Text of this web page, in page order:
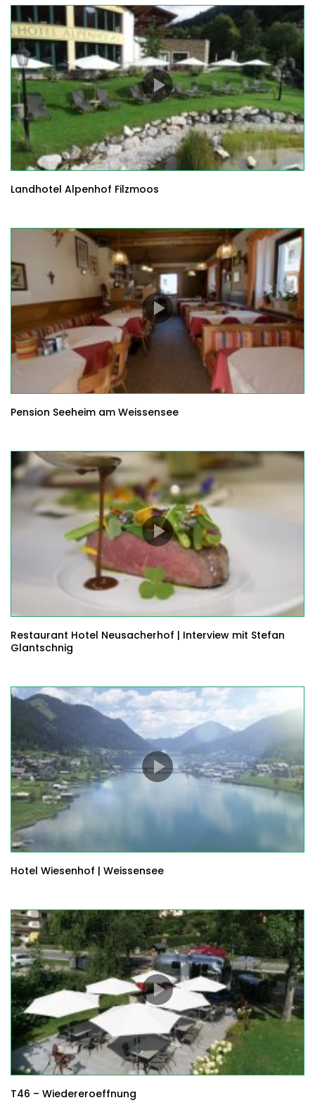
Landhotel Alpenhof Filzmoos
Pension Seeheim am Weissensee
Restaurant Hotel Neusacherhof | Interview mit Stefan
Glantschnig
Hotel Wiesenhof | Weissensee
T46 – Wiedereroeffnung